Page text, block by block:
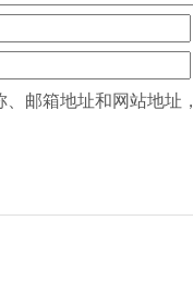
邮箱地址和网站地址